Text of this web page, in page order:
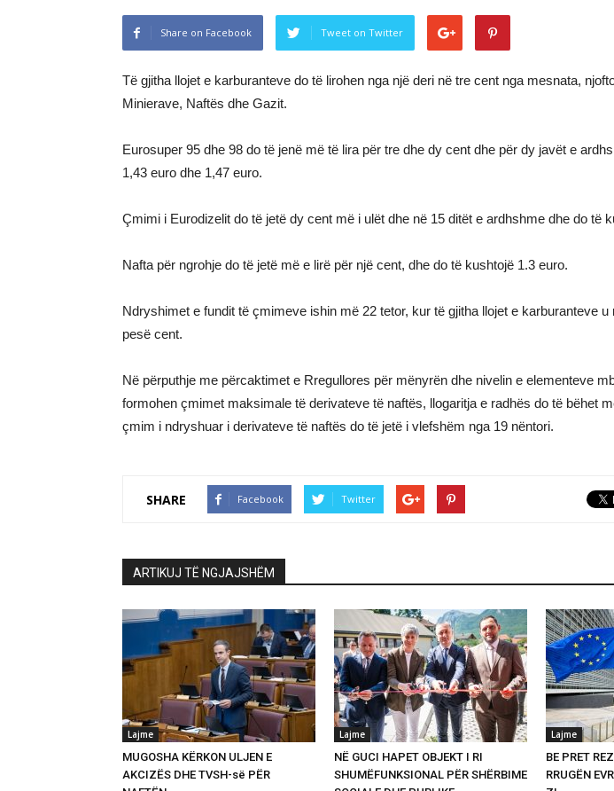
Share on Facebook Tweet on Twitter
Të gjitha llojet e karburanteve do të lirohen nga një deri në tre cent nga mesnata,
Minierave, Naftës dhe Gazit.
Eurosuper 95 dhe 98 do të jenë më të lira për tre dhe dy cent dhe për dy javët e
1,43 euro dhe 1,47 euro.
Çmimi i Eurodizelit do të jetë dy cent më i ulët dhe në 15 ditët e ardhshme dhe do të
Nafta për ngrohje do të jetë më e lirë për një cent, dhe do të kushtojë 1.3 euro.
Ndryshimet e fundit të çmimeve ishin më 22 tetor, kur të gjitha llojet e karburanteve u
pesë cent.
Në përputhje me përcaktimet e Rregullores për mënyrën dhe nivelin e elementeve
formohen çmimet maksimale të derivateve të naftës, llogaritja e radhës do të bëhet
çmim i ndryshuar i derivateve të naftës do të jetë i vlefshëm nga 19 nëntori.
SHARE Facebook Twitter
ARTIKUJ TË NGJAJSHËM
Lajme
MUGOSHA KËRKON ULJEN E
AKCIZËS DHE TVSH-së PËR
Lajme
NË GUCI HAPET OBJEKT I RI
SHUMËFUNKSIONAL PËR SHËRBIME
Lajme
BE PRET
RRUGËN